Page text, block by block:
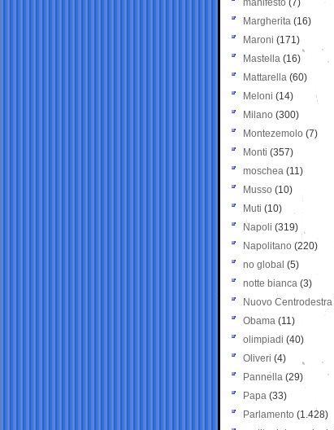
manifesto (7)
Margherita (16)
Maroni (171)
Mastella (16)
Mattarella (60)
Meloni (14)
Milano (300)
Montezemolo (7)
Monti (357)
moschea (11)
Musso (10)
Muti (10)
Napoli (319)
Napolitano (220)
no global (5)
notte bianca (3)
Nuovo Centrodestra
Obama (11)
olimpiadi (40)
Oliveri (4)
Pannella (29)
Papa (33)
Parlamento (1.428)